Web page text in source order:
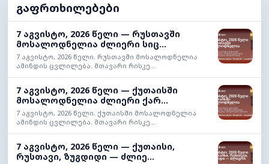
გაფრთხილებები
7 აგვისტო, 2026 წელი — რუსთავში
მოსალოდნელია ძლიერი სიც...
7 აგვისტო, 2026 წელი. რუსთავში მოსალოდნელია
ამინდის ცვლილება. მთავარი რისკე...
7 აგვისტო, 2026 წელი — ქუთაისში
მოსალოდნელია ძლიერი ქარ...
7 აგვისტო, 2026 წელი. ქუთაისში მოსალოდნელია
ამინდის ცვლილება. მთავარი რისკე...
7 აგვისტო, 2026 წელი — ქუთაისი,
რუსთავი, ზუგდიდი — ძლიე...